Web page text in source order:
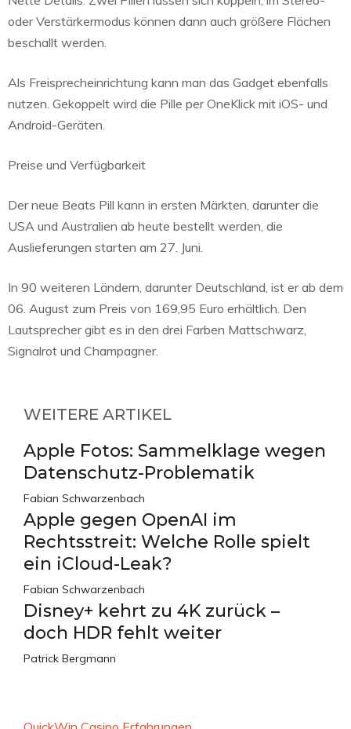
oder Verstärkermodus können dann auch größere Flächen
beschallt werden.
Als Freisprecheinrichtung kann man das Gadget ebenfalls
nutzen. Gekoppelt wird die Pille per OneKlick mit iOS- und
Android-Geräten.
Preise und Verfügbarkeit
Der neue Beats Pill kann in ersten Märkten, darunter die
USA und Australien ab heute bestellt werden, die
Auslieferungen starten am 27. Juni.
In 90 weiteren Ländern, darunter Deutschland, ist er ab dem
06. August zum Preis von 169,95 Euro erhältlich. Den
Lautsprecher gibt es in den drei Farben Mattschwarz,
Signalrot und Champagner.
WEITERE ARTIKEL
Apple Fotos: Sammelklage wegen
Datenschutz-Problematik
Fabian Schwarzenbach
Apple gegen OpenAI im
Rechtsstreit: Welche Rolle spielt
ein iCloud-Leak?
Fabian Schwarzenbach
Disney+ kehrt zu 4K zurück –
doch HDR fehlt weiter
Patrick Bergmann